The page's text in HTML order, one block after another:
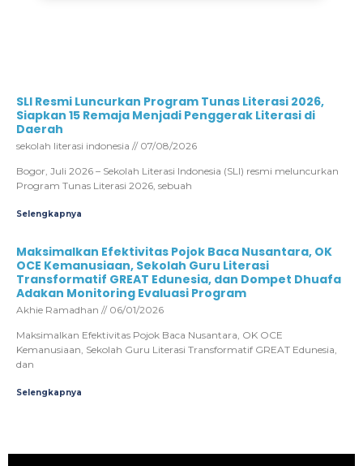
SLI Resmi Luncurkan Program Tunas Literasi 2026,
Siapkan 15 Remaja Menjadi Penggerak Literasi di
Daerah
sekolah literasi indonesia 07/08/2026
Bogor, Juli 2026 – Sekolah Literasi Indonesia (SLI) resmi meluncurkan
Program Tunas Literasi 2026, sebuah
Selengkapnya
Maksimalkan Efektivitas Pojok Baca Nusantara, OK
OCE Kemanusiaan, Sekolah Guru Literasi
Transformatif GREAT Edunesia, dan Dompet Dhuafa
Adakan Monitoring Evaluasi Program
Akhie Ramadhan 06/01/2026
Maksimalkan Efektivitas Pojok Baca Nusantara, OK OCE
Kemanusiaan, Sekolah Guru Literasi Transformatif GREAT Edunesia,
dan
Selengkapnya